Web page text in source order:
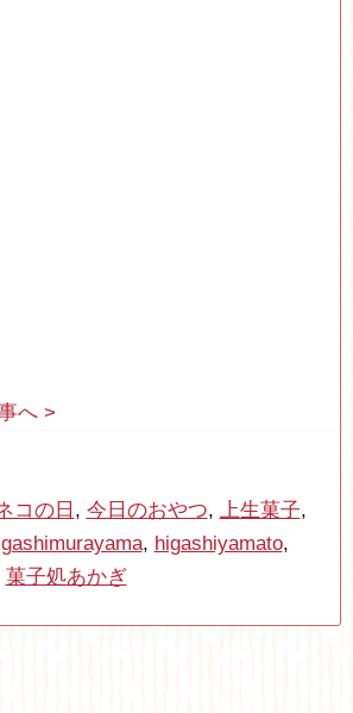
へ >
コの日 , 今日のおやつ, 上生菓子,
, higashiyamato,
菓子処あかぎ